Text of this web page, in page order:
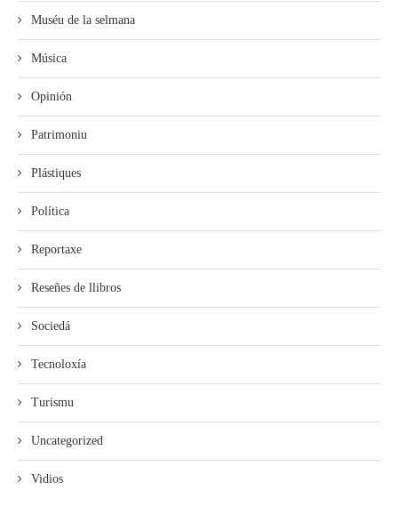
Muséu de la selmana
Música
Opinión
Patrimoniu
Plástiques
Política
Reportaxe
Reseñes de llibros
Sociedá
Tecnoloxía
Turismu
Uncategorized
Vidios